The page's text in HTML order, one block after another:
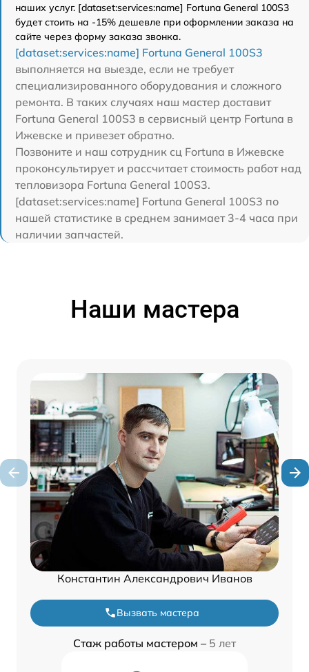
наших услуг. [dataset:services:name] Fortuna General 100S3
будет стоить на -15% дешевле при оформлении заказа на
сайте через форму заказа звонка.
[dataset:services:name] Fortuna General 100S3
выполняется на выезде, если не требует
специализированного оборудования и сложного
ремонта. В таких случаях наш мастер доставит
Fortuna General 100S3 в сервисный центр Fortuna в
Ижевске и привезет обратно.
Позвоните и наш сотрудник сц Fortuna в Ижевске
проконсультирует и рассчитает стоимость работ над
тепловизора Fortuna General 100S3.
[dataset:services:name] Fortuna General 100S3 по
нашей статистике в среднем занимает 3-4 часа при
наличии запчастей.
Наши мастера
Константин Александрович Иванов
Вызвать мастера
Стаж работы мастером – 5 лет